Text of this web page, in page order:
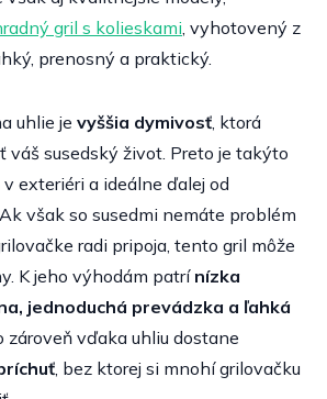
gril s kolieskami, vyhotovený z
prenosný a praktický.
uhlie je vyššia dymivosť, ktorá
váš susedský život. Preto je takýto
exteriéri a ideálne ďalej od
však so susedmi nemáte problém
radi pripoja, tento gril môže
K jeho výhodám patrí nízka
jednoduchá prevádzka a ľahká
zároveň vďaka uhliu dostane
, bez ktorej si mnohí grilovačku